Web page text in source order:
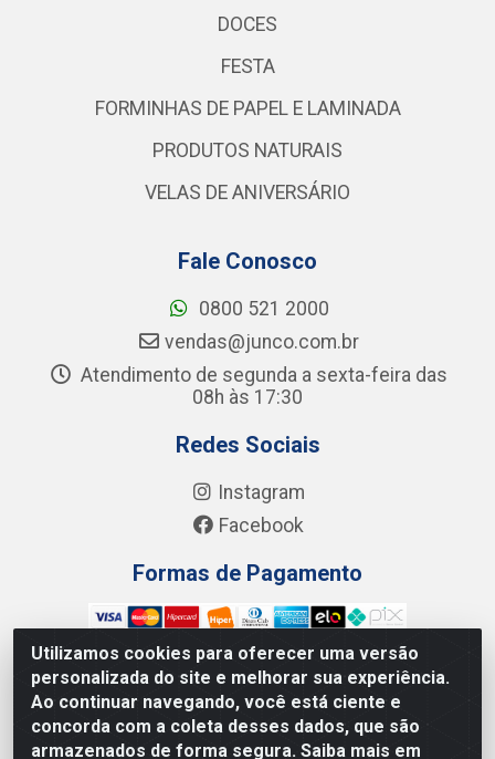
Utilizamos cookies para oferecer uma versão
personalizada do site e melhorar sua experiência.
Ao continuar navegando, você está ciente e
concorda com a coleta desses dados, que são
armazenados de forma segura. Saiba mais em
DOCES
FESTA
FORMINHAS DE PAPEL E LAMINADA
PRODUTOS NATURAIS
VELAS DE ANIVERSÁRIO
Fale Conosco
0800 521 2000
vendas@junco.com.br
Atendimento de segunda a sexta-feira das
08h às 17:30
Redes Sociais
Instagram
Facebook
Formas de Pagamento
Junco Industria e Comercio Ltda - R. Lineu Anterino
Mariano, 505 - Distrito Industrial, Uberlândia - MG CEP
38.402-346 - CNPJ: 66.312.653/0001-14